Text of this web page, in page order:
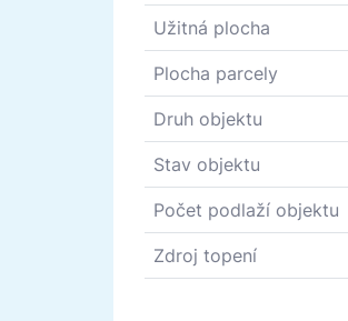
Užitná plocha
Plocha parcely
Druh objektu
Stav objektu
Počet podlaží objektu
Zdroj topení